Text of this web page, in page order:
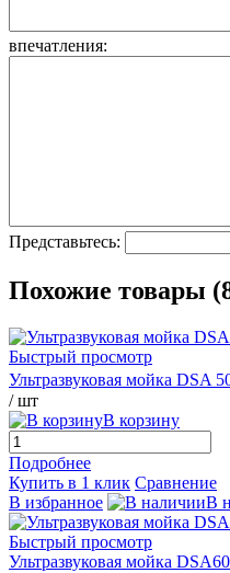
впечатления:
Представьтесь:
Похожие товары
Быстрый просмотр
Ультразвуковая мойка DSA
/ шт
В корзину
Подробнее
Купить в 1 клик Сравнение
В избранное
В
Быстрый просмотр
Ультразвуковая мойка